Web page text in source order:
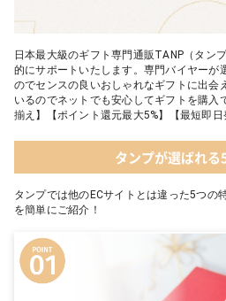
日本最大級のギフト専門通販TANP（タン
的にサポートいたします。専門バイヤーが
のでセンスの良いおしゃれなギフトに出会
いるのでネットでも安心してギフトを購入
揃え】【ポイント還元最大5%】【最短即日
タンプが選ばれる
タンプでは他のECサイトとは違った5つの
を簡単にご紹介！